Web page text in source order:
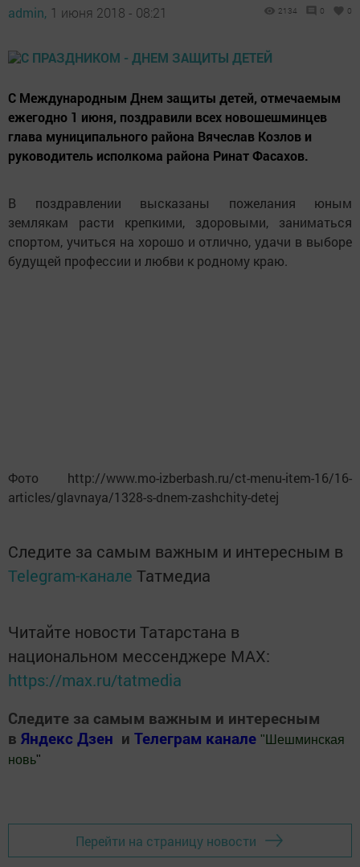
admin, 1 июня 2018 - 08:21 2134 0 0
С Международным Днем защиты детей, отмечаемым
ежегодно 1 июня, поздравили всех новошешминцев
глава муниципального района Вячеслав Козлов и
руководитель исполкома района Ринат Фасахов.
В поздравлении высказаны пожелания юным
землякам расти крепкими, здоровыми, заниматься
спортом, учиться на хорошо и отлично, удачи в выборе
будущей профессии и любви к родному краю.
Фото http://www.mo-izberbash.ru/ct-menu-item-16/16-
articles/glavnaya/1328-s-dnem-zashchity-detej
Следите за самым важным и интересным в
Telegram-канале Татмедиа
Читайте новости Татарстана в
национальном мессенджере MАХ:
https://max.ru/tatmedia
Следите за самым важным и интересным
в Яндекс Дзен и Телеграм канале " Шешминская
новь"
Перейти на страницу новости